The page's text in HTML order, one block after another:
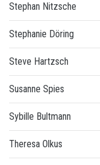
Stephan Nitzsche
Stephanie Döring
Steve Hartzsch
Susanne Spies
Sybille Bultmann
Theresa Olkus